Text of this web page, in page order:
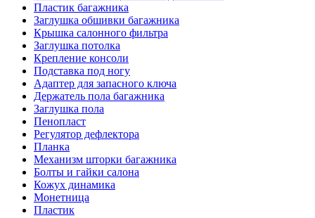
Пластик багажника
Заглушка обшивки багажника
Крышка салонного фильтра
Заглушка потолка
Крепление консоли
Подставка под ногу
Адаптер для запасного ключа
Держатель пола багажника
Заглушка пола
Пенопласт
Регулятор дефлектора
Планка
Механизм шторки багажника
Болты и гайки салона
Кожух динамика
Монетница
Пластик